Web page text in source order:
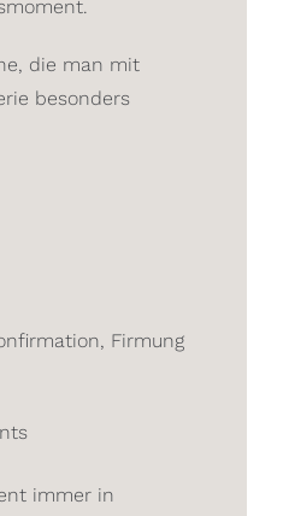
die man mit
besonders
Firmung
immer in